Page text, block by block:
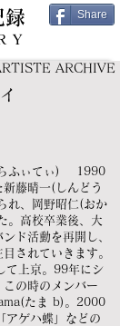
録 Share
らふぃてぃ) 1990
藤晴一(しんどう
れ、岡野昭仁(おか
。高校卒業後、大
ド活動を再開し、
されていきます。
て上京。99年にシ
の時のメンバー
たま b)。2000
アゲハ蝶」などの
ARCHIVE